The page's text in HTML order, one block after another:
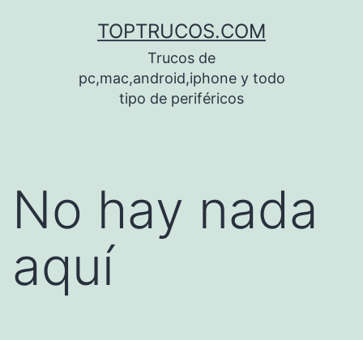
TOPTRUCOS.COM
Trucos de
pc,mac,android,iphone y todo
tipo de periféricos
No hay nada
aquí